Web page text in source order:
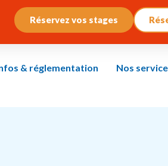
Réservez vos stages
& réglementation Nos